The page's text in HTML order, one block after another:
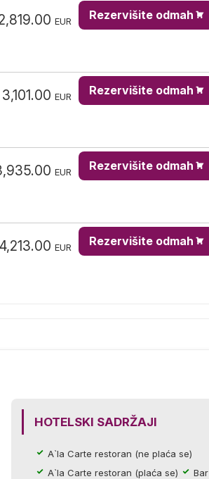
EUR Rezervišite odmah
3,101.00 EUR Rezervišite odmah
EUR Rezervišite odmah
4,213.00 EUR Rezervišite odmah
HOTELSKI SADRŽAJI
A`la Carte restoran (ne plaća se)
A`la Carte restoran (plaća se)
Bar